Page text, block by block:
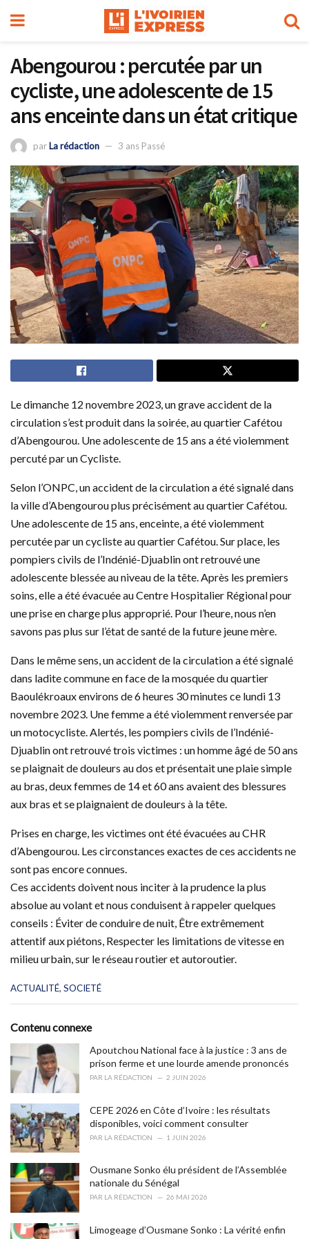
Abengourou : percutée par un
cycliste, une adolescente de 15
ans enceinte dans un état critique
parLa rédaction 3 ans Passé
Le dimanche 12 novembre 2023, un grave accident de la
circulation s’est produit dans la soirée, au quartier Cafétou
d’Abengourou. Une adolescente de 15 ans a été violemment
percuté par un Cycliste.
Selon l’ONPC, un accident de la circulation a été signalé dans
la ville d’Abengourou plus précisément au quartier Cafétou.
Une adolescente de 15 ans, enceinte, a été violemment
percutée par un cycliste au quartier Cafétou. Sur place, les
pompiers civils de l’Indénié-Djuablin ont retrouvé une
adolescente blessée au niveau de la tête. Après les premiers
soins, elle a été évacuée au Centre Hospitalier Régional pour
une prise en charge plus approprié. Pour l’heure, nous n’en
savons pas plus sur l’état de santé de la future jeune mère.
Dans le même sens, un accident de la circulation a été signalé
dans ladite commune en face de la mosquée du quartier
Baoulékroaux environs de 6 heures 30 minutes ce lundi 13
novembre 2023. Une femme a été violemment renversée par
un motocycliste. Alertés, les pompiers civils de l’Indénié-
Djuablin ont retrouvé trois victimes : un homme âgé de 50 ans
se plaignait de douleurs au dos et présentait une plaie simple
au bras, deux femmes de 14 et 60 ans avaient des blessures
aux bras et se plaignaient de douleurs à la tête.
Prises en charge, les victimes ont été évacuées au CHR
d’Abengourou. Les circonstances exactes de ces accidents ne
sont pas encore connues.
Ces accidents doivent nous inciter à la prudence la plus
absolue au volant et nous conduisent à rappeler quelques
conseils : Éviter de conduire de nuit, Être extrêmement
attentif aux piétons, Respecter les limitations de vitesse en
milieu urbain, sur le réseau routier et autoroutier.
C
e
r
i
e
:
ACTUALITÉ, SOCIETÉ
Contenu connexe
Apoutchou National face à la justice : 3 ans de
prison ferme et une lourde amende prononcés
PAR LA RÉDACTION 2 JUIN 2026
CEPE 2026 en Côte d’Ivoire : les résultats
disponibles, voici comment consulter
PAR LA RÉDACTION 1 JUIN 2026
Ousmane Sonko élu président de l’Assemblée
nationale du Sénégal
PAR LA RÉDACTION 26 MAI 2026
Limogeage d’Ousmane Sonko : La vérité enfin